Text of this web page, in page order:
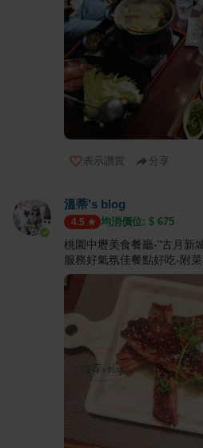
表示讚賞 分享
溫蒂’s blog
4.5 均消價位: $ 675
桃園中壢美食餐廳-"古月新
服務好氣氛佳餐點好吃-附